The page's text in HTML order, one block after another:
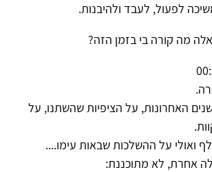
לפעול, לעבד ולהיבנות.
מה קורה בי בזמן הזה?
האחרונות, על הציפיות שהשתנו, על
ואולי על ההשלכות שבאות עימו....
אחרת, לא מתוכננת: